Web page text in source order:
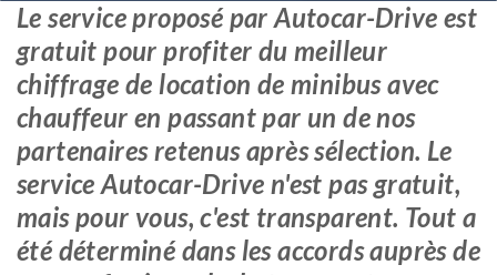
Le service proposé par Autocar-Drive est
gratuit pour profiter du meilleur
chiffrage de location de minibus avec
chauffeur en passant par un de nos
partenaires retenus après sélection. Le
service Autocar-Drive n'est pas gratuit,
mais pour vous, c'est transparent. Tout a
été déterminé dans les accords auprès de